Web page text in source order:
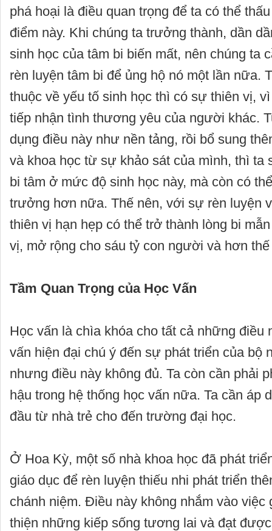
phá hoại là điều quan trọng để ta có thể
điểm này. Khi chúng ta trưởng thành, dần
sinh học của tâm bi biến mất, nên chúng ta
rèn luyện tâm bi để ủng hộ nó một lần nữa.
thuộc về yếu tố sinh học thì có sự thiên vị,
tiếp nhận tình thương yêu của người khác.
dụng điều này như nền tảng, rồi bổ sung
và khoa học từ sự khảo sát của mình, thì ta
bi tâm ở mức độ sinh học này, mà còn có
trưởng hơn nữa. Thế nên, với sự rèn luyện
thiên vị hạn hẹp có thể trở thành lòng bi
vị, mở rộng cho sáu tỷ con người và hơn
Tầm Quan Trọng của Học Vấn
Học vấn là chìa khóa cho tất cả những điều
vấn hiện đại chú ý đến sự phát triển của bộ
nhưng điều này không đủ. Ta còn cần phải
hậu trong hệ thống học vấn nữa. Ta cần áp
đầu từ nhà trẻ cho đến trường đại học.
Ở Hoa Kỳ, một số nhà khoa học đã phát
giáo dục để rèn luyện thiếu nhi phát triển
chánh niệm. Điều này không nhắm vào việc
thiện những kiếp sống tương lai và đạt